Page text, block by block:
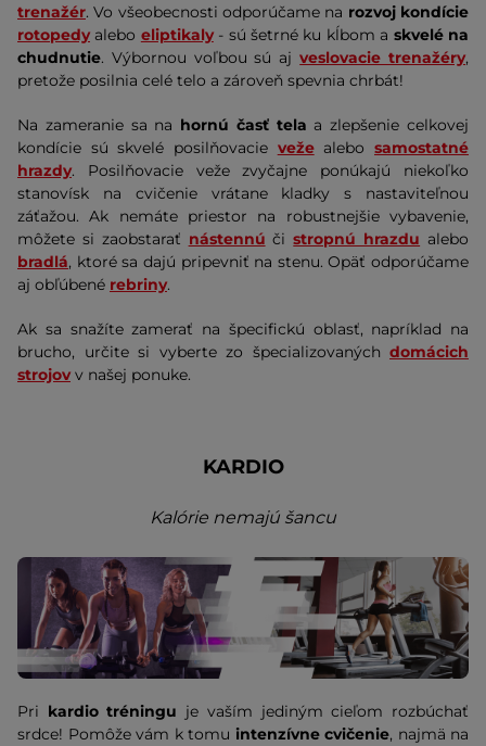
trenažér. Vo všeobecnosti odporúčame na rozvoj kondície
rotopedyalebo eliptikaly- sú šetrné ku kĺbom a skvelé na
chudnutie. Výbornou voľbou sú ajveslovacie trenažéry,
pretože posilnia celé telo a zároveň spevnia chrbát!
Na zameranie sa na hornú časť tela a zlepšenie celkovej
kondície sú skvelé posilňovacie vežealebosamostatné
hrazdy. Posilňovacie veže zvyčajne ponúkajú niekoľko
stanovísk na cvičenie vrátane kladky s nastaviteľnou
záťažou. Ak nemáte priestor na robustnejšie vybavenie,
môžete si zaobstarať nástennú čistropnú hrazdu alebo
bradlá, ktoré sa dajú pripevniť na stenu. Opäť odporúčame
aj obľúbené rebriny.
Ak sa snažíte zamerať na špecifickú oblasť, napríklad na
brucho, určite si vyberte zo špecializovaných domácich
strojovv našej ponuke.
KARDIO
Kalórie nemajú šancu
Pri kardio tréningu je vaším jediným cieľom rozbúchať
srdce! Pomôže vám k tomu intenzívne cvičenie, najmä na